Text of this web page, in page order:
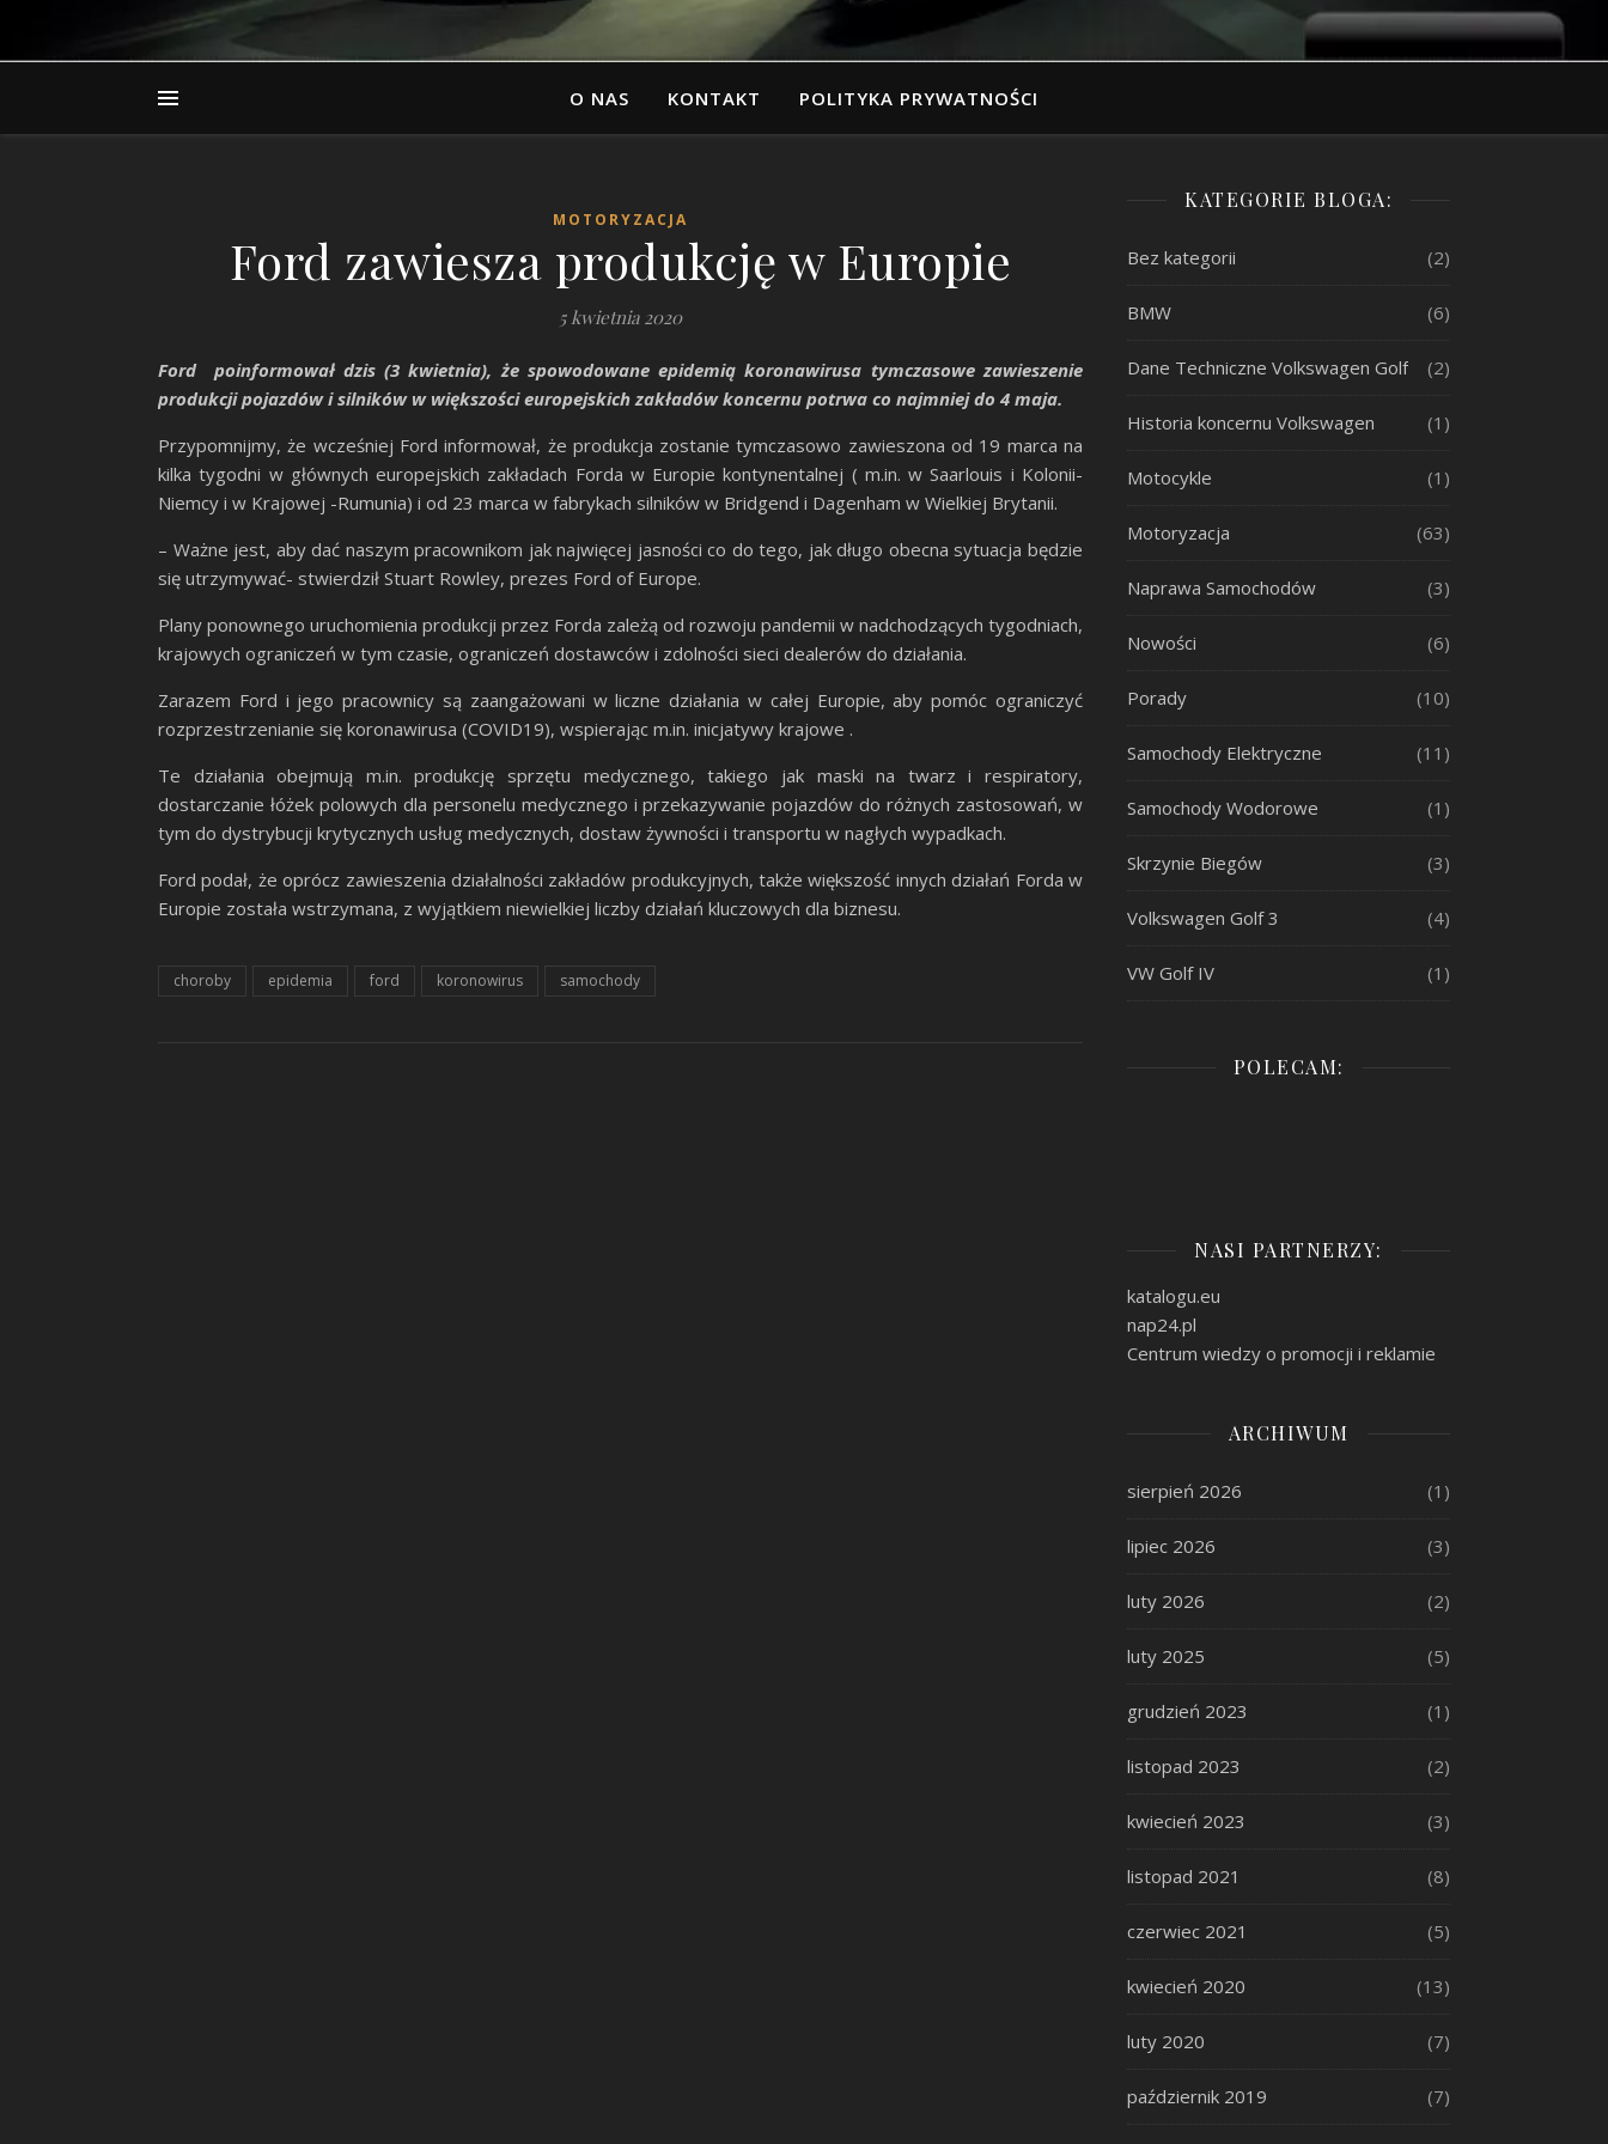
O NAS KONTAKT POLITYKA PRYWATNOŚCI
MOTORYZACJA
Ford zawiesza produkcję w Europie
5 kwietnia 2020
Ford poinformował dzis (3 kwietnia), że spowodowane epidemią koronawirusa tymczasowe zawieszenie
produkcji pojazdów i silników w większości europejskich zakładów koncernu potrwa co najmniej do 4 maja.
Przypomnijmy, że wcześniej Ford informował, że produkcja zostanie tymczasowo zawieszona od 19 marca na
kilka tygodni w głównych europejskich zakładach Forda w Europie kontynentalnej ( m.in. w Saarlouis i Kolonii-
Niemcy i w Krajowej -Rumunia) i od 23 marca w fabrykach silników w Bridgend i Dagenham w Wielkiej Brytanii.
– Ważne jest, aby dać naszym pracownikom jak najwięcej jasności co do tego, jak długo obecna sytuacja będzie
się utrzymywać- stwierdził Stuart Rowley, prezes Ford of Europe.
Plany ponownego uruchomienia produkcji przez Forda zależą od rozwoju pandemii w nadchodzących tygodniach,
krajowych ograniczeń w tym czasie, ograniczeń dostawców i zdolności sieci dealerów do działania.
Zarazem Ford i jego pracownicy są zaangażowani w liczne działania w całej Europie, aby pomóc ograniczyć
rozprzestrzenianie się koronawirusa (COVID19), wspierając m.in. inicjatywy krajowe .
Te działania obejmują m.in. produkcję sprzętu medycznego, takiego jak maski na twarz i respiratory,
dostarczanie łóżek polowych dla personelu medycznego i przekazywanie pojazdów do różnych zastosowań, w
tym do dystrybucji krytycznych usług medycznych, dostaw żywności i transportu w nagłych wypadkach.
Ford podał, że oprócz zawieszenia działalności zakładów produkcyjnych, także większość innych działań Forda w
Europie została wstrzymana, z wyjątkiem niewielkiej liczby działań kluczowych dla biznesu.
choroby epidemia ford koronowirus samochody
KATEGORIE BLOGA:
Bez kategorii (2)
BMW (6)
Dane Techniczne Volkswagen Golf (2)
Historia koncernu Volkswagen (1)
Motocykle (1)
Motoryzacja (63)
Naprawa Samochodów (3)
Nowości (6)
Porady (10)
Samochody Elektryczne (11)
Samochody Wodorowe (1)
Skrzynie Biegów (3)
Volkswagen Golf 3 (4)
VW Golf IV (1)
POLECAM:
NASI PARTNERZY:
katalogu.eu
nap24.pl
Centrum wiedzy o promocji i reklamie
ARCHIWUM
sierpień 2026 (1)
lipiec 2026 (3)
luty 2026 (2)
luty 2025 (5)
grudzień 2023 (1)
listopad 2023 (2)
kwiecień 2023 (3)
listopad 2021 (8)
czerwiec 2021 (5)
kwiecień 2020 (13)
luty 2020 (7)
październik 2019 (7)